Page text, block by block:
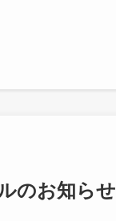
のお知らせ